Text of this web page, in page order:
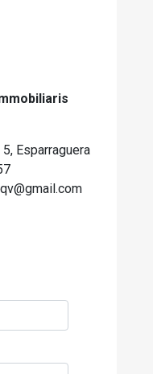
Esparraguera